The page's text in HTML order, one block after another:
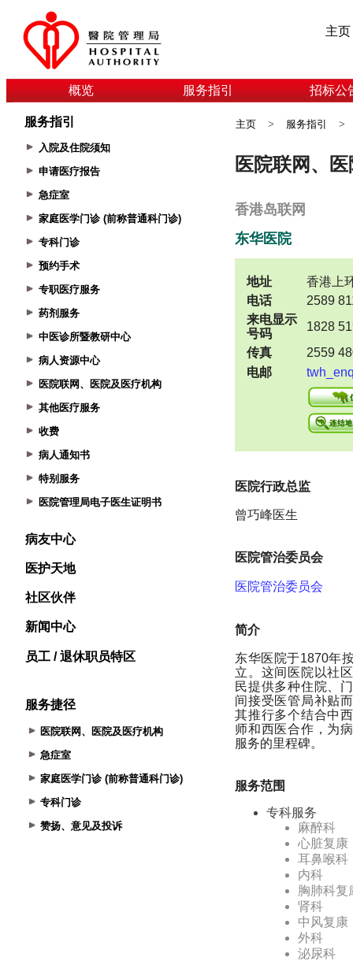
主页
概览 服务指引 招标公
服务指引
入院及住院须知
申请医疗报告
急症室
家庭医学门诊 (前称普通科门诊)
专科门诊
预约手术
专职医疗服务
药剂服务
中医诊所暨教研中心
病人资源中心
医院联网、医院及医疗机构
其他医疗服务
收费
病人通知书
特别服务
医院管理局电子医生证明书
病友中心
医护天地
社区伙伴
新闻中心
员工 / 退休职员特区
服务捷径
医院联网、医院及医疗机构
急症室
家庭医学门诊 (前称普通科门诊)
专科门诊
赞扬、意见及投诉
主页 > 服务指引 >